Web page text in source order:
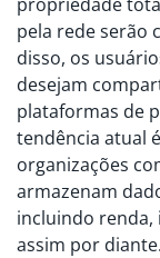
pela rede serão
disso, os
desejam
plataformas de
tendência atual
organizações
armazenam
incluindo renda,
assim por diante.